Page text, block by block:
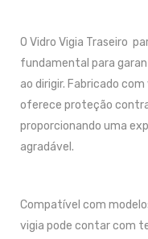
O Vidro Vigia Traseiro
fundamental para
ao dirigir. Fabricado
oferece proteção
proporcionando uma
agradável.
Compatível com
vigia pode contar com